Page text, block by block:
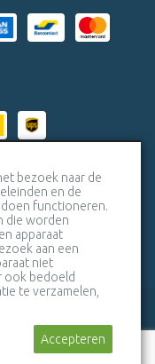
sitemap
bezoek naar de
en de
functioneren.
die worden
apparaat
aan een
niet
ook bedoeld
te verzamelen,
Accepteren
bericht